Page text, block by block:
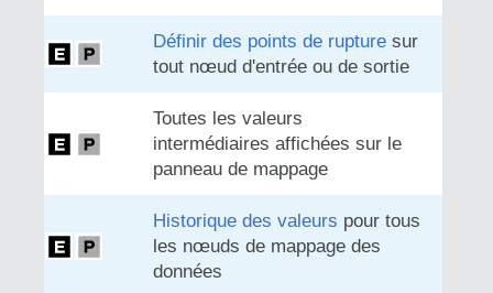
Définir des points de rupture sur
tout nœud d'entrée ou de sortie
Toutes les valeurs
intermédiaires affichées sur le
panneau de mappage
Historique des valeurs pour tous
les nœuds de mappage des
données